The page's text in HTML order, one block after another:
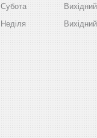
Субота
Вихідний
Неділя
Вихідний